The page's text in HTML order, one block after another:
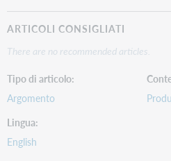
ARTICOLI CONSIGLIATI
There are no recommended articles.
Tipo di articolo
Argomento
Lingua
English